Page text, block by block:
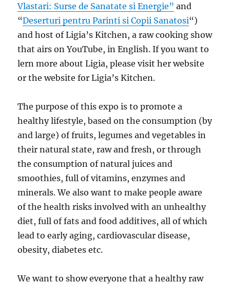
Vlastari: Surse de Sanatate si Energie” and
“Deserturi pentru Parinti si Copii Sanatosi“)
and host of Ligia’s Kitchen, a raw cooking show
that airs on YouTube, in English. If you want to
lern more about Ligia, please visit her website
or the website for Ligia’s Kitchen.
The purpose of this expo is to promote a
healthy lifestyle, based on the consumption (by
and large) of fruits, legumes and vegetables in
their natural state, raw and fresh, or through
the consumption of natural juices and
smoothies, full of vitamins, enzymes and
minerals. We also want to make people aware
of the health risks involved with an unhealthy
diet, full of fats and food additives, all of which
lead to early aging, cardiovascular disease,
obesity, diabetes etc.
We want to show everyone that a healthy raw